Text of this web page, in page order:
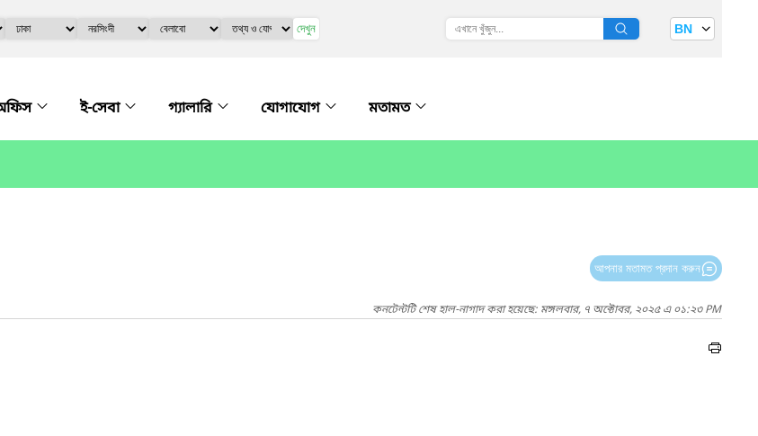
দেখুন BN
ই-সেবা গ্যালারি যোগাযোগ মতামত
আপনার মতামত প্রদান করুন
কনটেন্টটি শেষ হাল-নাগাদ করা হয়েছে: মঙ্গলবার, ৭ অক্টোবর, ২০২৫ এ ০১:২৩ PM